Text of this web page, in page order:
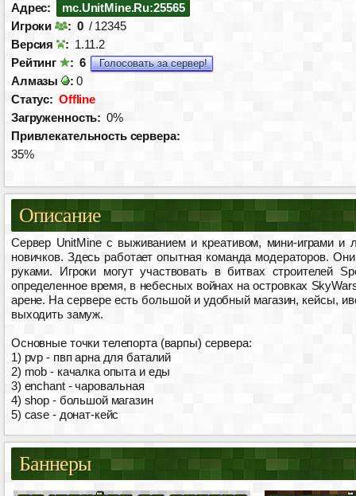
Адрес:
mc.UnitMine.Ru:25565
Игроки
: 0 / 12345
Версия
: 1.11.2
Рейтинг
: 6 Голосовать за сервер!
Алмазы : 0
Статус: Offline
Загруженность: 0%
Привлекательность сервера:
35%
Описание
Сервер UnitMine с выживанием и креативом, мини-играми и
новичков. Здесь работает опытная команда модераторов.
руками. Игроки могут участвовать в битвах строителей
определенное время, в небесных войнах на островках
арене. На сервере есть большой и удобный магазин, кейсы,
выходить замуж.
Основные точки телепорта (варпы) сервера:
1) pvp - пвп арна для баталий
2) mob - качалка опыта и еды
3) enchant - чаровальная
4) shop - большой магазин
5) case - донат-кейс
Баннеры